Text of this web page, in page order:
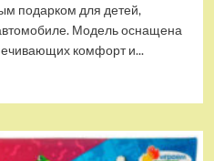
подарком для детей,
Модель оснащена
комфорт и...